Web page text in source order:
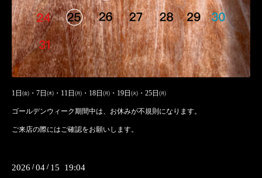
1日㈮・7日㈭・11日㈪・18日㈪・19日㈫・25日㈪
ゴールデンウィーク期間中は、お休みが不規則になります。
ご来店の際にはご確認をお願いします。
2026 /04 / 15 19:04